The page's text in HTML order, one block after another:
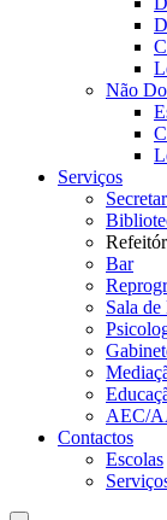
Não
Serviços
Bar
Sala
AEC/
Contactos
Escolas